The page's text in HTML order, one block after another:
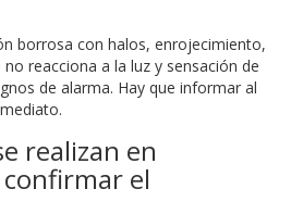
borrosa con halos, enrojecimiento,
reacciona a la luz y sensación de
de alarma. Hay que informar al
realizan en
el